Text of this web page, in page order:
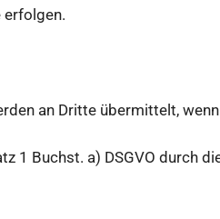
erfolgen.
an Dritte übermittelt, wenn
a) DSGVO durch die